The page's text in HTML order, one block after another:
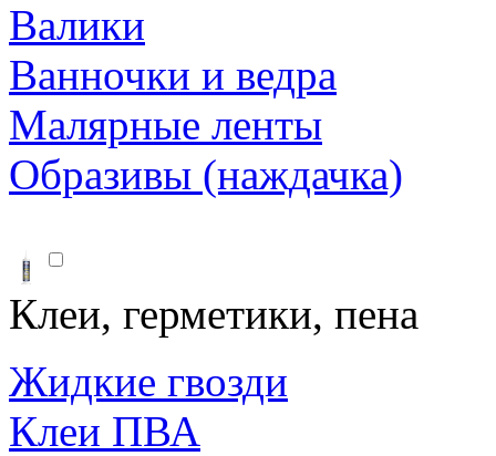
Валики
Ванночки и ведра
Малярные ленты
Образивы (наждачка)
Клеи, герметики, пена
Жидкие гвозди
Клеи ПВА